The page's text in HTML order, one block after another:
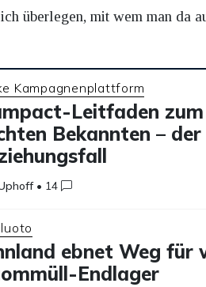
überlegen, mit wem man da
Kampagnenplattform
Leitfaden
Bekannten –
• 14
ebnet Weg für
Endlager